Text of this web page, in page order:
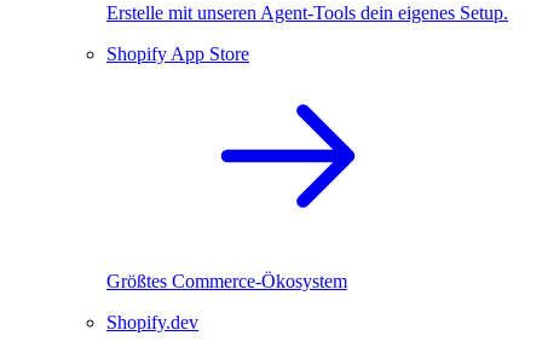
Erstelle mit unseren Agent-Tools dein eigenes Setup.
Shopify App Store
Größtes Commerce-Ökosystem
Shopify.dev